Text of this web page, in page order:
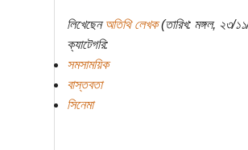
লিখেছেনঅতিথি লেখক(তারিখ: মঙ্গল, ২৩/
ক্যাটেগরি:
সমসাময়িক
বাস্তবতা
সিনেমা